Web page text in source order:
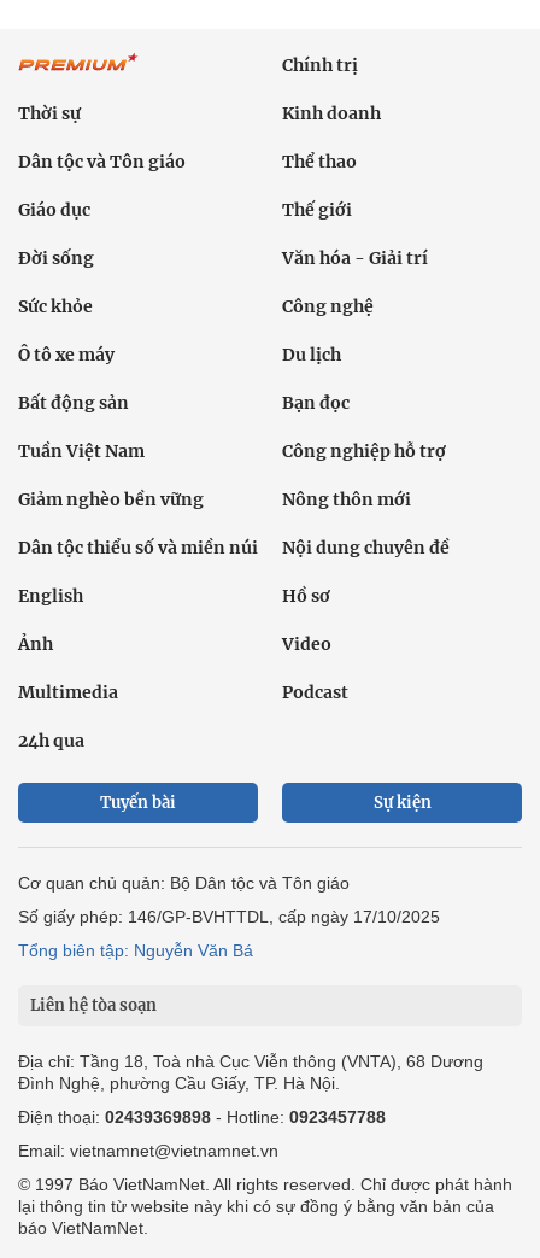
Chính trị
Thời sự Kinh doanh
Dân tộc và Tôn giáo Thể thao
Giáo dục Thế giới
Đời sống Văn hóa - Giải trí
Sức khỏe Công nghệ
Ô tô xe máy Du lịch
Bất động sản Bạn đọc
Tuần Việt Nam Công nghiệp hỗ trợ
Giảm nghèo bền vững Nông thôn mới
Dân tộc thiểu số và miền núi Nội dung chuyên đề
English Hồ sơ
Ảnh Video
Multimedia Podcast
24h qua
Tuyến bài Sự kiện
Cơ quan chủ quản: Bộ Dân tộc và Tôn giáo
Số giấy phép: 146/GP-BVHTTDL, cấp ngày 17/10/2025
Tổng biên tập: Nguyễn Văn Bá
Liên hệ tòa soạn
Địa chỉ: Tầng 18, Toà nhà Cục Viễn thông (VNTA), 68 Dương
Đình Nghệ, phường Cầu Giấy, TP. Hà Nội.
Điện thoại: 02439369898 - Hotline: 0923457788
Email: vietnamnet@vietnamnet.vn
© 1997 Báo VietNamNet. All rights reserved. Chỉ được phát hành
lại thông tin từ website này khi có sự đồng ý bằng văn bản của
báo VietNamNet.